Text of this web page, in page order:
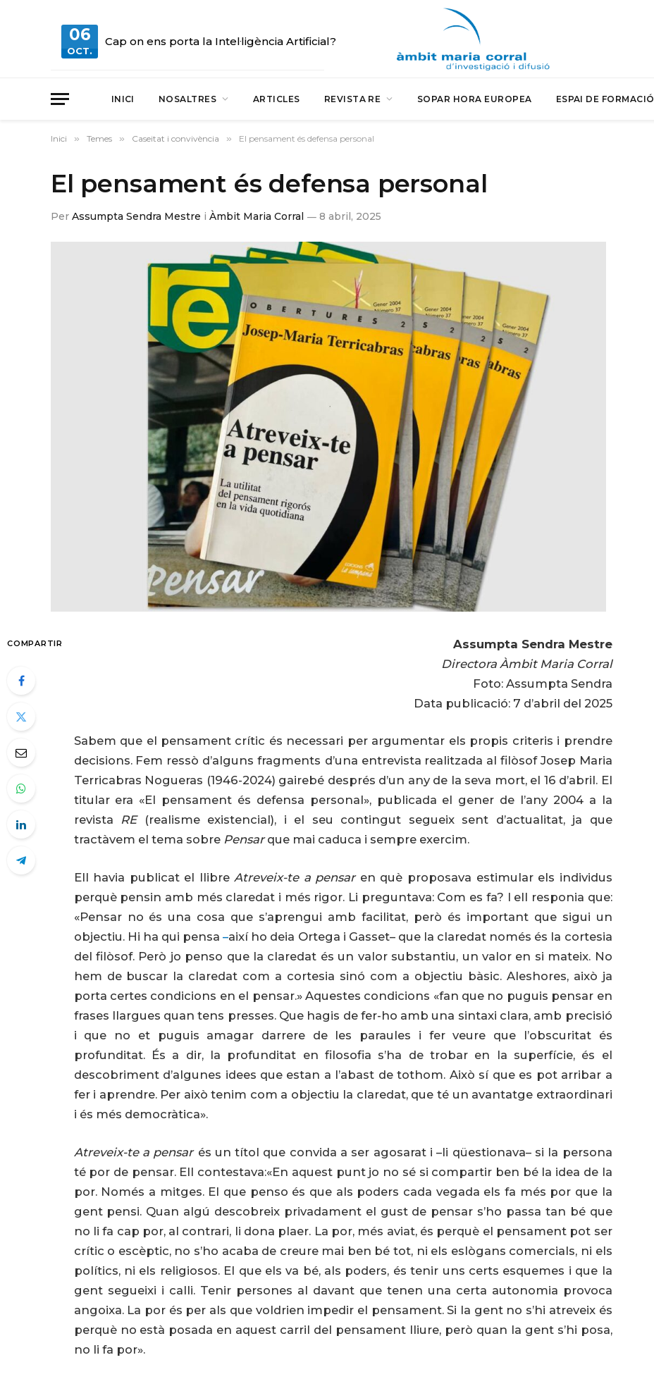
06
OCT.
Cap on ens porta la Intel·ligència Artificial?
INICI NOSALTRES ARTICLES REVISTA RE SOPAR HORA EUROPEA ESPAI DE FORMACIÓ
Inici » Temes » Caseitat i convivència » El pensament és defensa personal
El pensament és defensa personal
Per Assumpta Sendra Mestre i Àmbit Maria Corral 8 abril, 2025
COMPARTIR
Assumpta Sendra Mestre
Directora Àmbit Maria Corral
Foto: Assumpta Sendra
Data publicació: 7 d’abril del 2025
Sabem que el pensament crític és necessari per argumentar els propis criteris i prendre
decisions. Fem ressò d’alguns fragments d’una entrevista realitzada al filòsof Josep Maria
Terricabras Nogueras (1946-2024) gairebé després d’un any de la seva mort, el 16 d’abril. El
titular era «El pensament és defensa personal», publicada el gener de l’any 2004 a la
revista RE(realisme existencial), i el seu contingut segueix sent d’actualitat, ja que
tractàvem el tema sobre Pensarque mai caduca i sempre exercim.
Ell havia publicat el llibre Atreveix-te a pensaren què proposava estimular els individus
perquè pensin amb més claredat i més rigor. Li preguntava: Com es fa? I ell responia que:
«Pensar no és una cosa que s’aprengui amb facilitat, però és important que sigui un
objectiu. Hi ha qui pensa–així ho deia Ortega i Gasset– que la claredat només és la cortesia
del filòsof. Però jo penso que la claredat és un valor substantiu, un valor en si mateix. No
hem de buscar la claredat com a cortesia sinó com a objectiu bàsic. Aleshores, això ja
porta certes condicions en el pensar.» Aquestes condicions «fan que no puguis pensar en
frases llargues quan tens presses. Que hagis de fer-ho amb una sintaxi clara, amb precisió
i que no et puguis amagar darrere de les paraules i fer veure que l’obscuritat és
profunditat. És a dir, la profunditat en filosofia s’ha de trobar en la superfície, és el
descobriment d’algunes idees que estan a l’abast de tothom. Això sí que es pot arribar a
fer i aprendre. Per això tenim com a objectiu la claredat, que té un avantatge extraordinari
i és més democràtica».
Atreveix-te a pensar és un títol que convida a ser agosarat i –li qüestionava– si la persona
té por de pensar. Ell contestava:«En aquest punt jo no sé si compartir ben bé la idea de la
por. Només a mitges. El que penso és que als poders cada vegada els fa més por que la
gent pensi. Quan algú descobreix privadament el gust de pensar s’ho passa tan bé que
no li fa cap por, al contrari, li dona plaer. La por, més aviat, és perquè el pensament pot ser
crític o escèptic, no s’ho acaba de creure mai ben bé tot, ni els eslògans comercials, ni els
polítics, ni els religiosos. El que els va bé, als poders, és tenir uns certs esquemes i que la
gent segueixi i calli. Tenir persones al davant que tenen una certa autonomia provoca
angoixa. La por és per als que voldrien impedir el pensament. Si la gent no s’hi atreveix és
perquè no està posada en aquest carril del pensament lliure, però quan la gent s’hi posa,
no li fa por».